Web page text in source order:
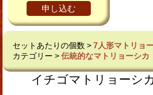
申し込む
セットあたりの個数 > 7人形マトリョ
カテゴリー > 伝統的なマトリョーシカ
イチゴマトリョーシ